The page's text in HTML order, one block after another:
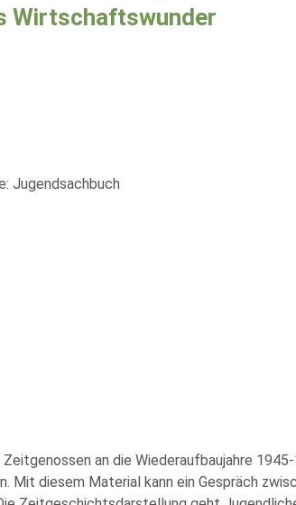
Wirtschaftswunder
Jugendsachbuch
an die Wiederaufbaujahre
diesem Material kann ein Gespräch